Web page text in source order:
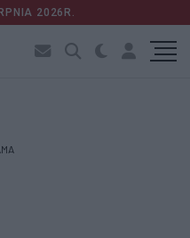
2026R.